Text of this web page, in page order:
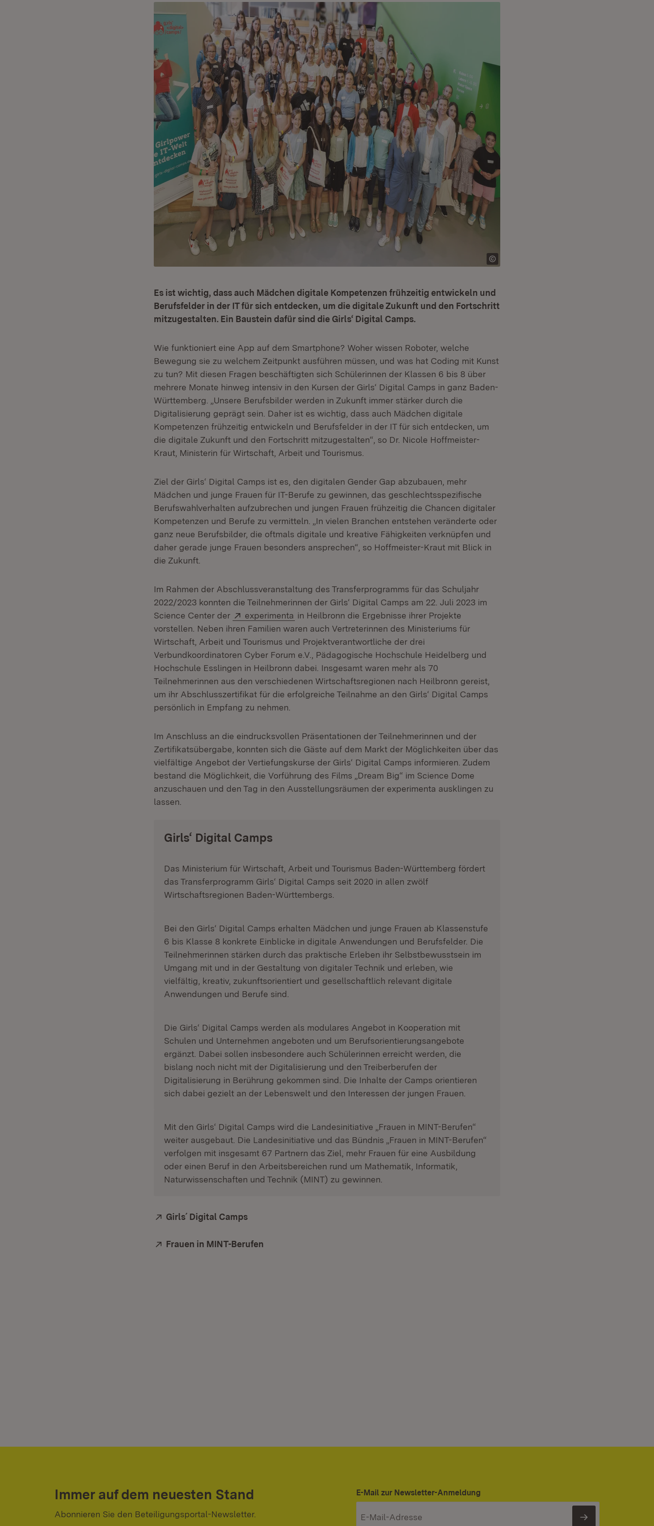
Es ist wichtig, dass auch Mädchen digitale Kompetenzen frühzeitig entwickeln und
Berufsfelder in der IT für sich entdecken, um die digitale Zukunft und den Fortschritt
mitzugestalten. Ein Baustein dafür sind die Girls‘ Digital Camps.
Wie funktioniert eine App auf dem Smartphone? Woher wissen Roboter, welche
Bewegung sie zu welchem Zeitpunkt ausführen müssen, und was hat Coding mit Kunst
zu tun? Mit diesen Fragen beschäftigten sich Schülerinnen der Klassen 6 bis 8 über
mehrere Monate hinweg intensiv in den Kursen der Girls‘ Digital Camps in ganz Baden-
Württemberg. „Unsere Berufsbilder werden in Zukunft immer stärker durch die
Digitalisierung geprägt sein. Daher ist es wichtig, dass auch Mädchen digitale
Kompetenzen frühzeitig entwickeln und Berufsfelder in der IT für sich entdecken, um
die digitale Zukunft und den Fortschritt mitzugestalten“, so Dr. Nicole Hoffmeister-
Kraut, Ministerin für Wirtschaft, Arbeit und Tourismus.
Ziel der Girls‘ Digital Camps ist es, den digitalen Gender Gap abzubauen, mehr
Mädchen und junge Frauen für IT-Berufe zu gewinnen, das geschlechtsspezifische
Berufswahlverhalten aufzubrechen und jungen Frauen frühzeitig die Chancen digitaler
Kompetenzen und Berufe zu vermitteln. „In vielen Branchen entstehen veränderte oder
ganz neue Berufsbilder, die oftmals digitale und kreative Fähigkeiten verknüpfen und
daher gerade junge Frauen besonders ansprechen“, so Hoffmeister-Kraut mit Blick in
die Zukunft.
Im Rahmen der Abschlussveranstaltung des Transferprogramms für das Schuljahr
2022/2023 konnten die Teilnehmerinnen der Girls‘ Digital Camps am 22. Juli 2023 im
Science Center der
Extern:
experimenta (Öffnet in neuem Fenster)
in Heilbronn die Ergebnisse ihrer Projekte
vorstellen. Neben ihren Familien waren auch Vertreterinnen des Ministeriums für
Wirtschaft, Arbeit und Tourismus und Projektverantwortliche der drei
Verbundkoordinatoren Cyber Forum e.V., Pädagogische Hochschule Heidelberg und
Hochschule Esslingen in Heilbronn dabei. Insgesamt waren mehr als 70
Teilnehmerinnen aus den verschiedenen Wirtschaftsregionen nach Heilbronn gereist,
um ihr Abschlusszertifikat für die erfolgreiche Teilnahme an den Girls‘ Digital Camps
persönlich in Empfang zu nehmen.
Im Anschluss an die eindrucksvollen Präsentationen der Teilnehmerinnen und der
Zertifikatsübergabe, konnten sich die Gäste auf dem Markt der Möglichkeiten über das
vielfältige Angebot der Vertiefungskurse der Girls‘ Digital Camps informieren. Zudem
bestand die Möglichkeit, die Vorführung des Films „Dream Big“ im Science Dome
anzuschauen und den Tag in den Ausstellungsräumen der experimenta ausklingen zu
lassen.
Girls‘ Digital Camps
Das Ministerium für Wirtschaft, Arbeit und Tourismus Baden-Württemberg fördert
das Transferprogramm Girls‘ Digital Camps seit 2020 in allen zwölf
Wirtschaftsregionen Baden-Württembergs.
Bei den Girls‘ Digital Camps erhalten Mädchen und junge Frauen ab Klassenstufe
6 bis Klasse 8 konkrete Einblicke in digitale Anwendungen und Berufsfelder. Die
Teilnehmerinnen stärken durch das praktische Erleben ihr Selbstbewusstsein im
Umgang mit und in der Gestaltung von digitaler Technik und erleben, wie
vielfältig, kreativ, zukunftsorientiert und gesellschaftlich relevant digitale
Anwendungen und Berufe sind.
Die Girls‘ Digital Camps werden als modulares Angebot in Kooperation mit
Schulen und Unternehmen angeboten und um Berufsorientierungsangebote
ergänzt. Dabei sollen insbesondere auch Schülerinnen erreicht werden, die
bislang noch nicht mit der Digitalisierung und den Treiberberufen der
Digitalisierung in Berührung gekommen sind. Die Inhalte der Camps orientieren
sich dabei gezielt an der Lebenswelt und den Interessen der jungen Frauen.
Mit den Girls‘ Digital Camps wird die Landesinitiative „Frauen in MINT-Berufen“
weiter ausgebaut. Die Landesinitiative und das Bündnis „Frauen in MINT-Berufen“
verfolgen mit insgesamt 67 Partnern das Ziel, mehr Frauen für eine Ausbildung
oder einen Beruf in den Arbeitsbereichen rund um Mathematik, Informatik,
Naturwissenschaften und Technik (MINT) zu gewinnen.
Extern:
Girls´ Digital Camps
Extern:
Frauen in MINT-Berufen
Immer auf dem neuesten Stand
Abonnieren Sie den Beteiligungsportal-Newsletter.
E-Mail zur Newsletter-Anmeldung